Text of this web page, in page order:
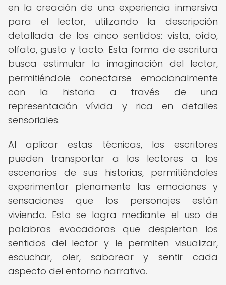
en la creación de una experiencia inmersiva
para el lector, utilizando la descripción
detallada de los cinco sentidos: vista, oído,
olfato, gusto y tacto. Esta forma de escritura
busca estimular la imaginación del lector,
permitiéndole conectarse emocionalmente
con la historia a través de una
representación vívida y rica en detalles
sensoriales.
Al aplicar estas técnicas, los escritores
pueden transportar a los lectores a los
escenarios de sus historias, permitiéndoles
experimentar plenamente las emociones y
sensaciones que los personajes están
viviendo. Esto se logra mediante el uso de
palabras evocadoras que despiertan los
sentidos del lector y le permiten visualizar,
escuchar, oler, saborear y sentir cada
aspecto del entorno narrativo.